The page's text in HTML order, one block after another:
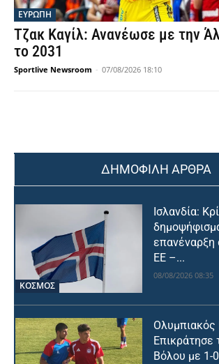
ΕΥΡΩΠΗ
Τζακ Καγίλ: Ανανέωσε με την
το 2031
Sportlive Newsroom - 07/08/2026 18:10
ΔΗΜΟΦΙΛΗ ΑΡΘΡΑ
ΚΟΣΜΟΣ
Ισλανδία:
επανέναρξη
ΕΕ –...
08/08/2026 08:35
Ολυμπιακός
Επικράτησε
Βόλου με 1-